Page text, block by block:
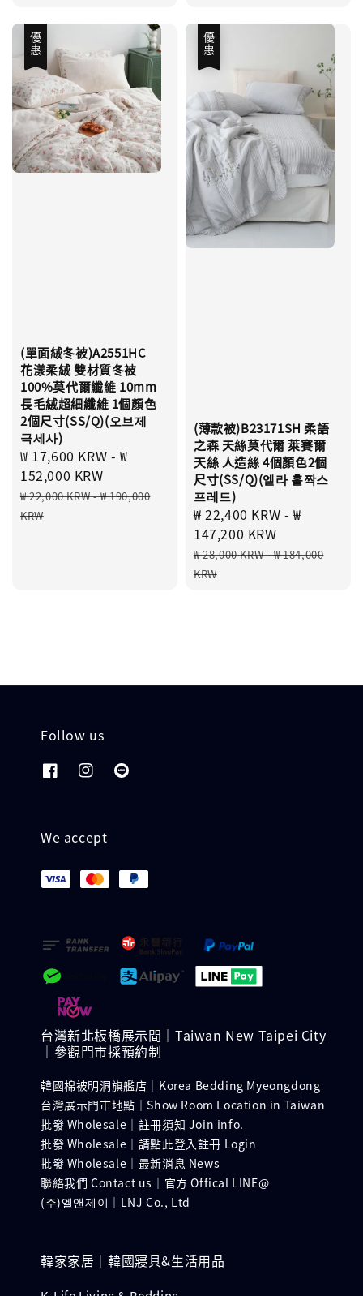
優惠
(單面絨冬被)A2551HC
花漾柔絨 雙材質冬被
100%莫代爾纖維 10mm
長毛絨超細纖維 1個顏色
2個尺寸(SS/Q)(오브제
극세사)
Sale
price
₩ 17,600 KRW -₩
152,000 KRW
Regular
price
₩ 22,000 KRW-₩ 190,000
KRW
優惠
(薄款被)B23171SH 柔語
之森 天絲莫代爾 萊賽爾
天絲 人造絲 4個顏色2個
尺寸(SS/Q)(엘라 홀짝스
프레드)
Sale
price
₩ 22,400 KRW -₩
147,200 KRW
Regular
price
₩ 28,000 KRW-₩ 184,000
KRW
Follow us
We accept
台灣新北板橋展示間｜Taiwan New Taipei City
｜參觀門市採預約制
韓國棉被明洞旗艦店｜Korea Bedding Myeongdong
台灣展示門市地點｜Show Room Location in Taiwan
批發 Wholesale｜註冊須知 Join info.
批發 Wholesale｜請點此登入註冊 Login
批發 Wholesale｜最新消息 News
聯絡我們 Contact us｜官方 Offical LINE@
(주)엘앤제이｜LNJ Co., Ltd
韓家家居｜韓國寢具&生活用品